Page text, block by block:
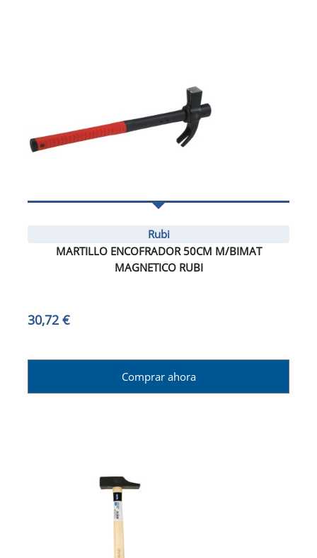
Rubi
MARTILLO ENCOFRADOR 50CM M/BIMAT
MAGNETICO RUBI
30,72 €
Comprar ahora